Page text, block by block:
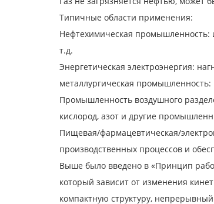
Типичные области применения:
Нефтехимическая промышленность:
т.д.
Энергетическая электроэнергия:
металлургическая промышленность:
Промышленность воздушного
кислород, азот и другие
Пищевая/фармацевтическая/
производственных процессов и
Выше было введено в «Принцип
который зависит от изменения
компактную структуру,